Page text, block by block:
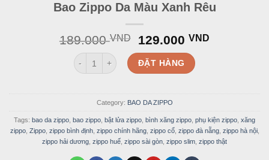
Bao Zippo Da Màu Xanh Rêu
189.000VND
Original
price
was:
189.000 VND.
129.000VND
Bao Zippo Da Màu Xanh Rêu quantity
ĐẶT HÀNG
Category: BAO DA ZIPPO
Tags: bao da zippo bao zippo bật lửa zippo bình xăng zippo phụ kiện zippo xăng
zippo, Zippo, zippo bình định, zippo chính hãng, zippo cổ, zippo đà nẵng, zippo hà nội,
zippo hải dương zippo huế zippo sài gòn zippo slim zippo thật